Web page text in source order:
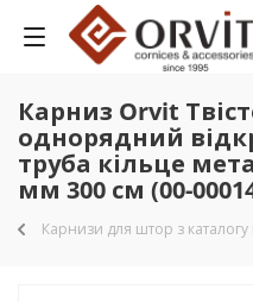
Карниз Orvit
однорядний
труба кільце
мм 300 см (00-
Карнизи для штор з